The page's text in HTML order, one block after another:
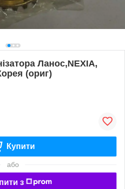
Ланос,NEXIA,
(ориг)
Купити
або
з